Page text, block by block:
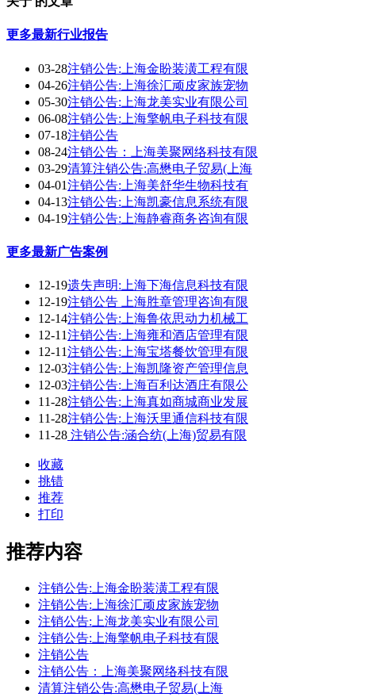
更多最新行业报告
03-28注销公告:上海金盼装潢工程有限
04-26注销公告:上海徐汇顽皮家族宠物
05-30注销公告:上海龙美实业有限公司
06-08注销公告:上海擎帆电子科技有限
07-18注销公告
08-24注销公告：上海美聚网络科技有限
03-29清算注销公告:高懋电子贸易(上海
04-01注销公告:上海美舒华生物科技有
04-13注销公告:上海凯豪信息系统有限
04-19注销公告:上海静睿商务咨询有限
更多最新广告案例
12-19遗失声明:上海下海信息科技有限
12-19注销公告 上海胜章管理咨询有限
12-14注销公告:上海鲁依思动力机械工
12-11注销公告:上海雍和酒店管理有限
12-11注销公告:上海宝塔餐饮管理有限
12-03注销公告:上海凯隆资产管理信息
12-03注销公告:上海百利达酒庄有限公
11-28注销公告:上海真如商城商业发展
11-28注销公告:上海沃里通信科技有限
11-28 注销公告:涵合纺(上海)贸易有限
收藏
挑错
推荐
打印
推荐内容
注销公告:上海金盼装潢工程有限
注销公告:上海徐汇顽皮家族宠物
注销公告:上海龙美实业有限公司
注销公告:上海擎帆电子科技有限
注销公告
注销公告：上海美聚网络科技有限
清算注销公告:高懋电子贸易(上海